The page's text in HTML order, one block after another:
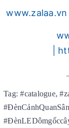
www.zalaa.vn
Tag: #catalogue,